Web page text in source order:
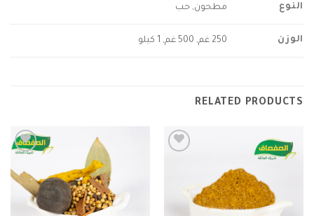
النوع مطحون, حب
الوزن 250 غم, 500 غم, 1 كيلو
RELATED PRODUCTS
wishlist